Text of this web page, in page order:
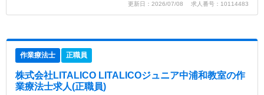
更新日：2026/07/08 求人番号：10114483
作業療法士 正職員
株式会社LITALICO LITALICOジュニア中浦和教室の作
業療法士求人(正職員)